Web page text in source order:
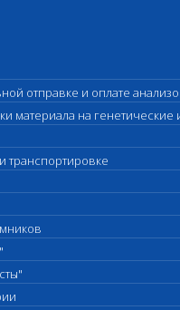
отправке и оплате
материала на генетические
транспортировке